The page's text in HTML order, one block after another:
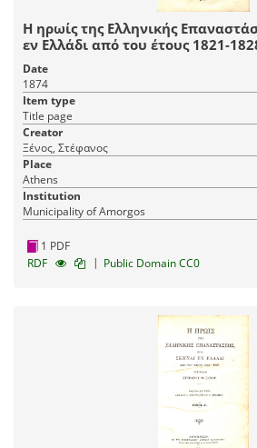
Η ηρωίς της Ελληνικής
εν Ελλάδι από του έτους 1821-
Date
1874
Item type
Title page
Creator
Ξένος, Στέφανος
Place
Athens
Institution
Municipality of Amorgos
1 PDF
RDF
| Public Domain CC0